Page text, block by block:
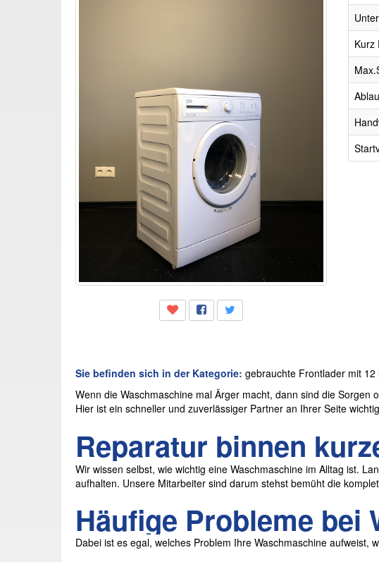
Kurz
Sie befinden sich in der Kategorie: gebrauchte Frontlader mit
Wenn die Waschmaschine mal Ärger macht, dann sind die Sorgen
Hier ist ein schneller und zuverlässiger Partner an Ihrer Seite
Reparatur binnen
Wir wissen selbst, wie wichtig eine Waschmaschine im Alltag ist.
aufhalten. Unsere Mitarbeiter sind darum stehst bemüht die
Häufige Probleme bei
Dabei ist es egal, welches Problem Ihre Waschmaschine aufweist,